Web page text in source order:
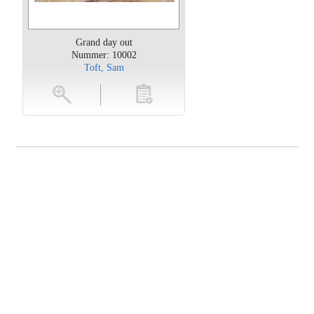
Grand day out
Nummer: 10002
Toft, Sam
toevoegen